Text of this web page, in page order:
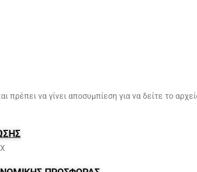
να γίνει αποσυμπίεση για να δείτε το